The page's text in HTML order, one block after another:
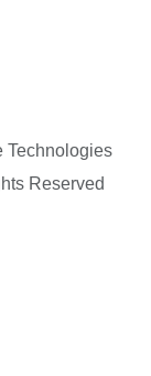
Technologies
Reserved